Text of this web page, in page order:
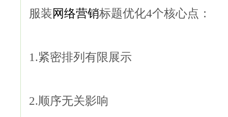
服装网络营销标题优化4个核心点：
1.紧密排列有限展示
2.顺序无关影响